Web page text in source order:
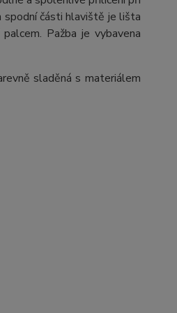
části hlaviště je lišta
Pažba je vybavena
sladěná s materiálem